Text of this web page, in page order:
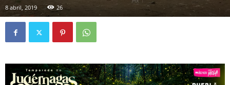
8 abril, 2019 26